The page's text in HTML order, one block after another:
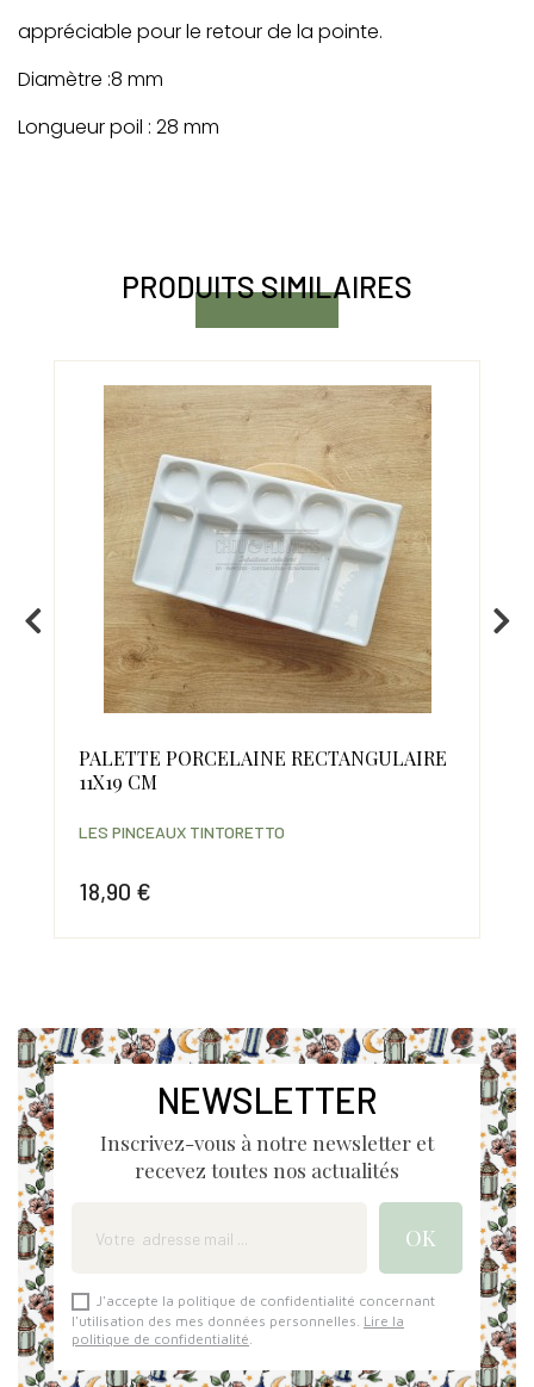
appréciable pour le retour de la pointe.
Diamètre :8 mm
Longueur poil : 28 mm
PRODUITS SIMILAIRES
PALETTE PORCELAINE RECTANGULAIRE
11X19 CM
18,90 €
LES PINCEAUX TINTORETTO
NEWSLETTER
Inscrivez-vous à notre newsletter et
recevez toutes nos actualités
J'accepte la politique de confidentialité concernant
l'utilisation des mes données personnelles. Lire la
politique de confidentialité